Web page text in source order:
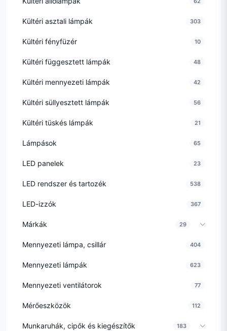
Kültéri asztali lámpák 303
Kültéri fényfüzér 10
Kültéri függesztett lámpák 48
Kültéri mennyezeti lámpák 42
Kültéri süllyesztett lámpák 56
Kültéri tüskés lámpák 21
Lámpások 65
LED panelek 23
LED rendszer és tartozék 538
LED-izzók 367
Márkák 29
Mennyezeti lámpa, csillár 404
Mennyezeti lámpák 623
Mennyezeti ventilátorok 77
Mérőeszközök 112
Munkaruhák, cipők és kiegészítők 183